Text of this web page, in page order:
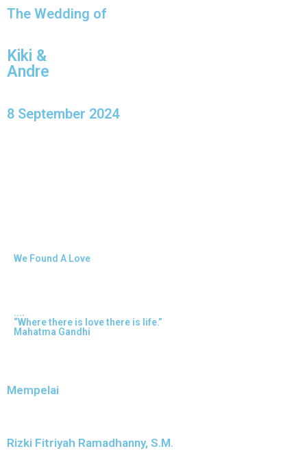
The Wedding of
Kiki &
Andre
8 September 2024
We Found A Love
....
“Where there is love there is life.”
Mahatma Gandhi
Mempelai
Rizki Fitriyah Ramadhanny, S.M.